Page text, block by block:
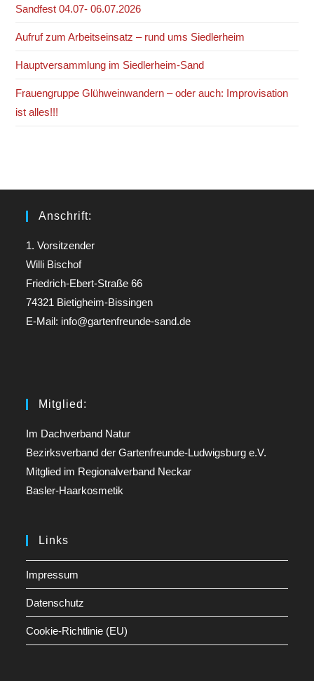
Sandfest 04.07- 06.07.2026
Aufruf zum Arbeitseinsatz – rund ums Siedlerheim
Hauptversammlung im Siedlerheim-Sand
Frauengruppe Glühweinwandern – oder auch: Improvisation
ist alles!!!
Anschrift:
1. Vorsitzender
Willi Bischof
Friedrich-Ebert-Straße 66
74321 Bietigheim-Bissingen
E-Mail: info@gartenfreunde-sand.de
Mitglied:
Im Dachverband Natur
Bezirksverband der Gartenfreunde-Ludwigsburg e.V.
Mitglied im Regionalverband Neckar
Basler-Haarkosmetik
Links
Impressum
Datenschutz
Cookie-Richtlinie (EU)